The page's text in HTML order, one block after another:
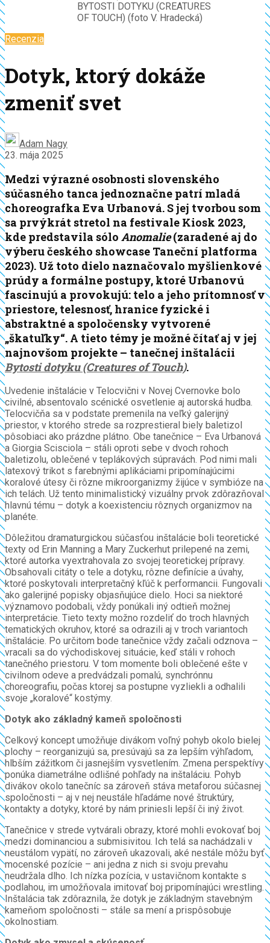
BYTOSTI DOTYKU (CREATURES
OF TOUCH) (foto V. Hradecká)
Recenzia
Dotyk, ktorý dokáže
zmeniť svet
Adam Nagy
23. mája 2025
Medzi výrazné osobnosti slovenského
súčasného tanca jednoznačne patrí mladá
choreografka Eva Urbanová. S jej tvorbou som
sa prvýkrát stretol na festivale Kiosk 2023,
kde predstavila sólo Anomalie(zaradené aj do
výberu českého showcase Taneční platforma
2023). Už toto dielo naznačovalo myšlienkové
prúdy a formálne postupy, ktoré Urbanovú
fascinujú a provokujú: telo a jeho prítomnosť v
priestore, telesnosť, hranice fyzické i
abstraktné a spoločensky vytvorené
„škatuľky“. A tieto témy je možné čítať aj v jej
najnovšom projekte – tanečnej inštalácii
Bytosti dotyku (Creatures of Touch).
Uvedenie inštalácie v Telocvični v Novej Cvernovke bolo
civilné, absentovalo scénické osvetlenie aj autorská hudba.
Telocvičňa sa v podstate premenila na veľký galerijný
priestor, v ktorého strede sa rozprestieral biely baletizol
pôsobiaci ako prázdne plátno. Obe tanečnice – Eva Urbanová
a Giorgia Scisciola – stáli oproti sebe v dvoch rohoch
baletizolu, oblečené v teplákových súpravách. Pod nimi mali
latexový trikot s farebnými aplikáciami pripomínajúcimi
koralové útesy či rôzne mikroorganizmy žijúce v symbióze na
ich telách. Už tento minimalistický vizuálny prvok zdôrazňoval
hlavnú tému – dotyk a koexistenciu rôznych organizmov na
planéte.
Dôležitou dramaturgickou súčasťou inštalácie boli teoretické
texty od Erin Manning a Mary Zuckerhut prilepené na zemi,
ktoré autorka vyextrahovala zo svojej teoretickej prípravy.
Obsahovali citáty o tele a dotyku, rôzne definície a úvahy,
ktoré poskytovali interpretačný kľúč k performancii. Fungovali
ako galerijné popisky objasňujúce dielo. Hoci sa niektoré
významovo podobali, vždy ponúkali iný odtieň možnej
interpretácie. Tieto texty možno rozdeliť do troch hlavných
tematických okruhov, ktoré sa odrazili aj v troch variantoch
inštalácie. Po určitom bode tanečnice vždy začali odznova –
vracali sa do východiskovej situácie, keď stáli v rohoch
tanečného priestoru. V tom momente boli oblečené ešte v
civilnom odeve a predvádzali pomalú, synchrónnu
choreografiu, počas ktorej sa postupne vyzliekli a odhalili
svoje „koralové“ kostýmy.
Dotyk ako základný kameň spoločnosti
Celkový koncept umožňuje divákom voľný pohyb okolo bielej
plochy – reorganizujú sa, presúvajú sa za lepším výhľadom,
hlbším zážitkom či jasnejším vysvetlením. Zmena perspektívy
ponúka diametrálne odlišné pohľady na inštaláciu. Pohyb
divákov okolo tanečníc sa zároveň stáva metaforou súčasnej
spoločnosti – aj v nej neustále hľadáme nové štruktúry,
kontakty a dotyky, ktoré by nám priniesli lepší či iný život.
Tanečnice v strede vytvárali obrazy, ktoré mohli evokovať boj
medzi dominanciou a submisivitou. Ich telá sa nachádzali v
neustálom vypätí, no zároveň ukazovali, aké nestále môžu byť
mocenské pozície – ani jedna z nich si svoju prevahu
neudržala dlho. Ich nízka pozícia, v ustavičnom kontakte s
podlahou, im umožňovala imitovať boj pripomínajúci wrestling.
Inštalácia tak zdôraznila, že dotyk je základným stavebným
kameňom spoločnosti – stále sa mení a prispôsobuje
okolnostiam.